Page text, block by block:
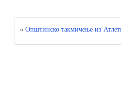
« Oпштинско такмичењe из